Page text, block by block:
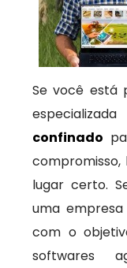
Se você está
confinado
compromisso,
lugar certo.
uma
com o
softwares